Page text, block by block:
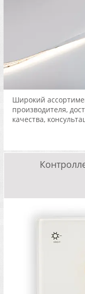
Широкий
производителя,
качества,